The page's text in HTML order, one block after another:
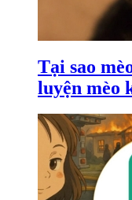
Tại sao
luyện mèo